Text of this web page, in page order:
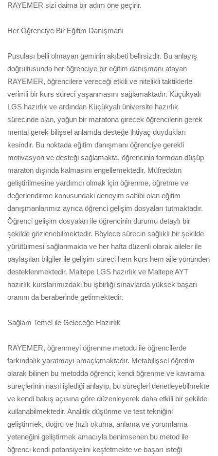
RAYEMER sizi daima bir adım öne geçirir.
Her Öğrenciye Bir Eğitim Danışmanı
Pusulası belli olmayan geminin akıbeti belirsizdir. Bu anlayış
doğrultusunda her öğrenciye bir eğitim danışmanı atayan
RAYEMER, öğrencilere vereceği etkili ve nitelikli taktiklerle
verimli bir kurs süreci yaşanmasını sağlamaktadır. Küçükyalı
LGS hazırlık ve ardından Küçükyalı üniversite hazırlık
sürecinde olan, yoğun bir maratona girecek öğrencilerin gerek
mental gerek bilişsel anlamda desteğe ihtiyaç duydukları
kesindir. Bu noktada eğitim danışmanı öğrenciye gerekli
motivasyon ve desteği sağlamakta, öğrencinin formdan düşüp
maraton dışında kalmasını engellemektedir. Müfredatın
geliştirilmesine yardımcı olmak için öğrenme, öğretme ve
değerlendirme konusundaki deneyim sahibi olan eğitim
danışmanlarımız ayrıca öğrenci gelişim dosyaları tutmaktadır.
Öğrenci gelişim dosyaları ile öğrencinin durumu detaylı bir
şekilde gözlenebilmektedir. Böylece sürecin sağlıklı bir şekilde
yürütülmesi sağlanmakta ve her hafta düzenli olarak aileler ile
paylaşılan bilgiler ile gelişim süreci hem kurs hem aile yönünden
desteklenmektedir. Maltepe LGS hazırlık ve Maltepe AYT
hazırlık kurslarımızdaki bu işbirliği sınavlarda yüksek başarı
oranını da beraberinde getirmektedir.
Sağlam Temel ile Geleceğe Hazırlık
RAYEMER, öğrenmeyi öğrenme metodu ile öğrencilerde
farkındalık yaratmayı amaçlamaktadır. Metabilişsel öğretim
olarak bilinen bu metodda öğrenci; kendi öğrenme ve kavrama
süreçlerinin nasıl işlediği anlayıp, bu süreçleri denetleyebilmekte
ve kendi bakış açısına göre düzenleyerek daha etkili bir şekilde
kullanabilmektedir. Analitik düşünme ve test tekniğini
geliştirmek, doğru ve hızlı okuma, anlama ve yorumlama
yeteneğini geliştirmek amacıyla benimsenen bu metod ile
öğrenci kendi potansiyelini keşfetmekte ve başarı isteği